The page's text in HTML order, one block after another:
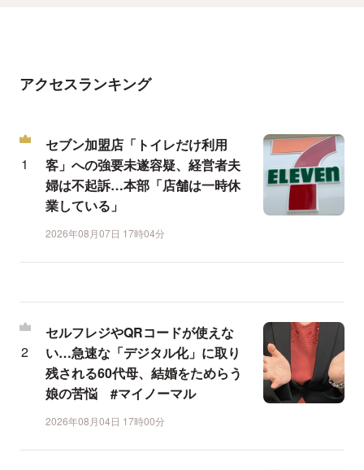
アクセスランキング
セブン加盟店「トイレだけ利用
客」への強要未遂容疑、経営者夫
婦は不起訴…本部「店舗は一時休
業している」
2026年08月07日 17時04分
セルフレジやQRコードが使えな
い…急速な「デジタル化」に取り
残される60代母、結婚をためらう
娘の苦悩 #マイノーマル
2026年08月04日 17時00分